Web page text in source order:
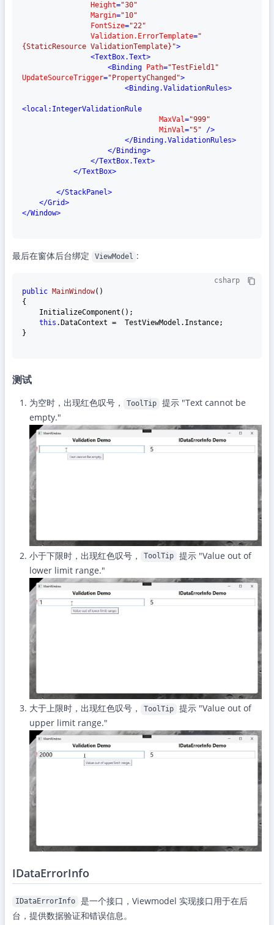
Height="30"
Margin="10"
FontSize="22"
Validation.ErrorTemplate="
{StaticResource ValidationTemplate}">
<TextBox.Text>
<Binding Path="TestField1"
UpdateSourceTrigger="PropertyChanged">
<Binding.ValidationRules>
<local:IntegerValidationRule
MaxVal="999"
MinVal="5" />
</Binding.ValidationRules>
</Binding>
</TextBox.Text>
</TextBox>
</StackPanel>
</Grid>
</Window>
最后在窗体后台绑定 ViewModel :
csharp
public MainWindow()
{
this .DataContext =  TestViewModel.Instance;
}
测试
为空时，出现红色叹号， ToolTip
提示 "Text cannot be
empty."
小于下限时，出现红色叹号， ToolTip
提示 "Value out of
lower limit range."
大于上限时，出现红色叹号， ToolTip
提示 "Value out of
upper limit range."
IDataErrorInfo
IDataErrorInfo
是一个接口，Viewmodel 实现接口用于在后
台，提供数据验证和错误信息。